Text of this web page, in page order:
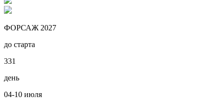
ФОРСАЖ 2027
до старта
331
день
04-10 июля